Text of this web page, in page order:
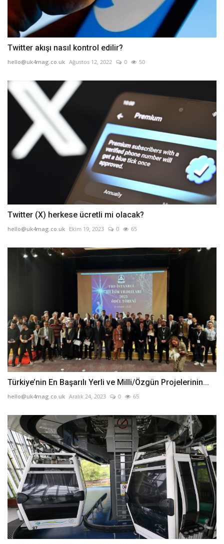
Twitter akışı nasıl kontrol edilir?
hello@uk4mag.co.uk Ağustos 12, 2022 0 50
Twitter (X) herkese ücretli mi olacak?
hello@uk4mag.co.uk Ekim 19, 2023 0 65
Türkiye’nin En Başarılı Yerli ve Milli/Özgün Projelerinin...
hello@uk4mag.co.uk Aralık 24, 2023 0 65